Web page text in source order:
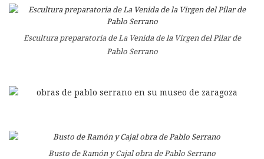
Escultura preparatoria de La Venida de la Virgen del Pilar de
Pablo Serrano
Busto de Ramón y Cajal obra de Pablo Serrano